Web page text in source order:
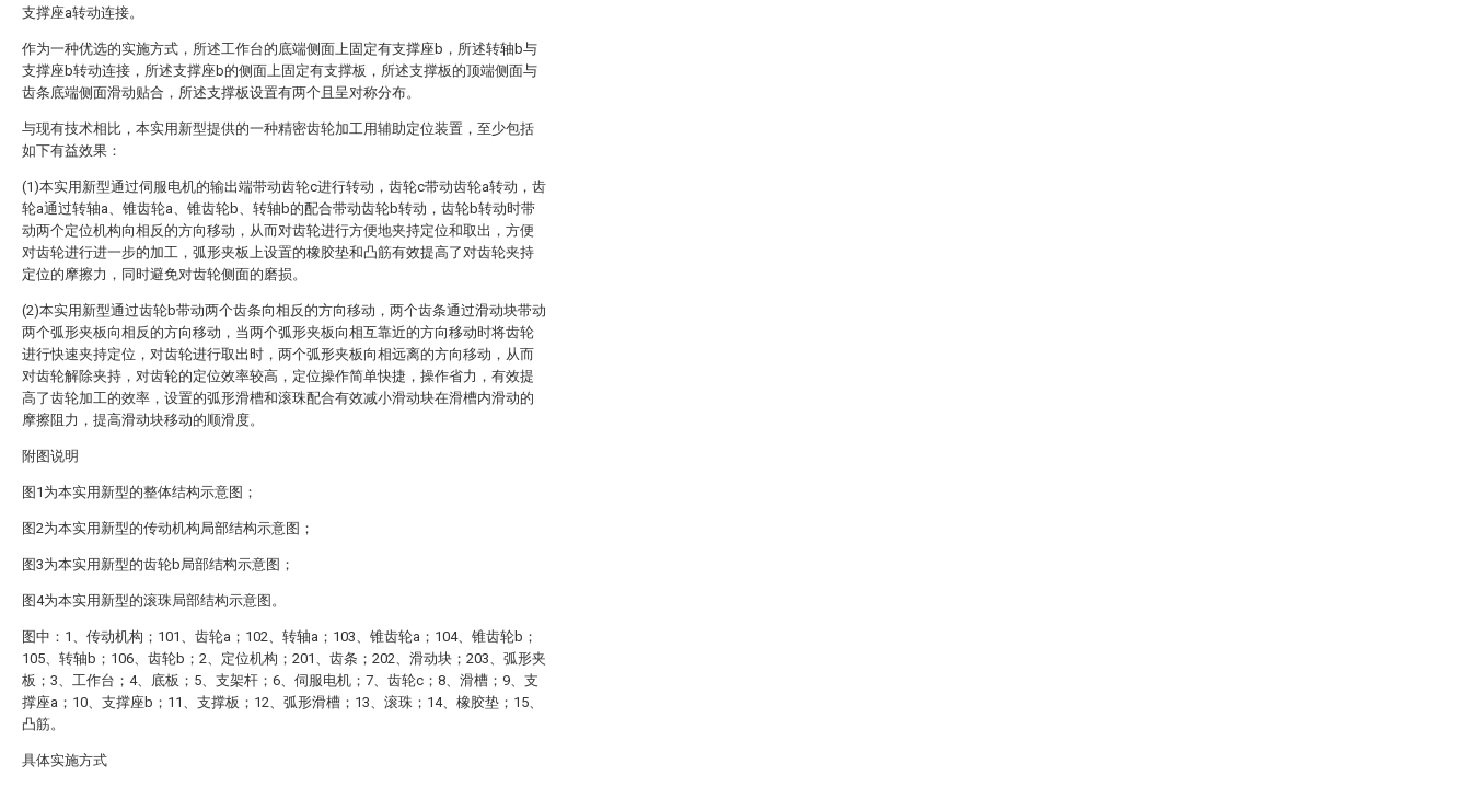
支撑座a转动连接。
作为一种优选的实施方式，所述工作台的底端侧面上固定有支撑座b，所述转轴b与
支撑座b转动连接，所述支撑座b的侧面上固定有支撑板，所述支撑板的顶端侧面与
齿条底端侧面滑动贴合，所述支撑板设置有两个且呈对称分布。
与现有技术相比，本实用新型提供的一种精密齿轮加工用辅助定位装置，至少包括
如下有益效果：
(1)本实用新型通过伺服电机的输出端带动齿轮c进行转动，齿轮c带动齿轮a转动，齿
轮a通过转轴a、锥齿轮a、锥齿轮b、转轴b的配合带动齿轮b转动，齿轮b转动时带
动两个定位机构向相反的方向移动，从而对齿轮进行方便地夹持定位和取出，方便
对齿轮进行进一步的加工，弧形夹板上设置的橡胶垫和凸筋有效提高了对齿轮夹持
定位的摩擦力，同时避免对齿轮侧面的磨损。
(2)本实用新型通过齿轮b带动两个齿条向相反的方向移动，两个齿条通过滑动块带动
两个弧形夹板向相反的方向移动，当两个弧形夹板向相互靠近的方向移动时将齿轮
进行快速夹持定位，对齿轮进行取出时，两个弧形夹板向相远离的方向移动，从而
对齿轮解除夹持，对齿轮的定位效率较高，定位操作简单快捷，操作省力，有效提
高了齿轮加工的效率，设置的弧形滑槽和滚珠配合有效减小滑动块在滑槽内滑动的
摩擦阻力，提高滑动块移动的顺滑度。
附图说明
图1为本实用新型的整体结构示意图；
图2为本实用新型的传动机构局部结构示意图；
图3为本实用新型的齿轮b局部结构示意图；
图4为本实用新型的滚珠局部结构示意图。
图中：1、传动机构；101、齿轮a；102、转轴a；103、锥齿轮a；104、锥齿轮b；
105、转轴b；106、齿轮b；2、定位机构；201、齿条；202、滑动块；203、弧形夹
板；3、工作台；4、底板；5、支架杆；6、伺服电机；7、齿轮c；8、滑槽；9、支
撑座a；10、支撑座b；11、支撑板；12、弧形滑槽；13、滚珠；14、橡胶垫；15、
凸筋。
具体实施方式